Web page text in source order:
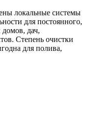
локальные системы
для постоянного,
дач,
Степень очистки
для полива,